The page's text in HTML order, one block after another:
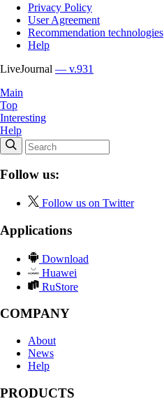
Privacy Policy
User Agreement
Recommendation technologies
Help
LiveJournal — v.931
Main
Top
Interesting
Help
Follow us:
Follow us on Twitter
Applications
Download
Huawei
RuStore
COMPANY
About
News
Help
PRODUCTS